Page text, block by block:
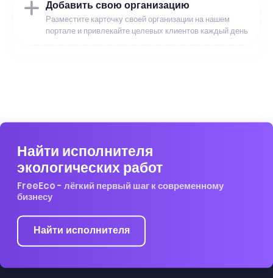
Добавить свою организацию
Разместите карточку своей организации на нашем
портале и привлекайте целевых клиентов каждый день
Найти исполнителя
экологических работ
FreeEco - лёгкий первый шаг к современному
бизнесу
Найти исполнителя